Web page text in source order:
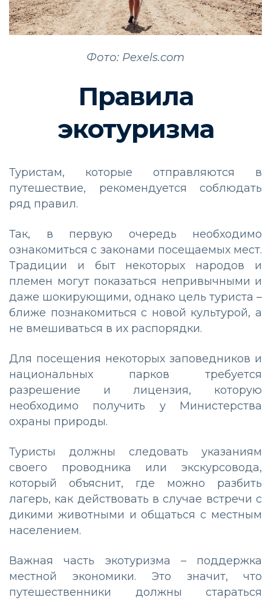
Фото: Pexels.com
Правила
экотуризма
Туристам, которые отправляются в
путешествие, рекомендуется соблюдать
ряд правил.
Так, в первую очередь необходимо
ознакомиться с законами посещаемых мест.
Традиции и быт некоторых народов и
племен могут показаться непривычными и
даже шокирующими, однако цель туриста –
ближе познакомиться с новой культурой, а
не вмешиваться в их распорядки.
Для посещения некоторых заповедников и
национальных парков требуется
разрешение и лицензия, которую
необходимо получить у Министерства
охраны природы.
Туристы должны следовать указаниям
своего проводника или экскурсовода,
который объяснит, где можно разбить
лагерь, как действовать в случае встречи с
дикими животными и общаться с местным
населением.
Важная часть экотуризма – поддержка
местной экономики. Это значит, что
путешественники должны стараться